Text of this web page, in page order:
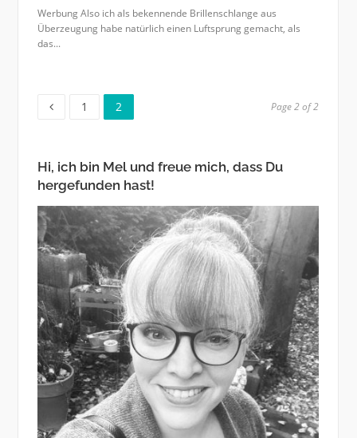
Werbung Also ich als bekennende Brillenschlange aus
Überzeugung habe natürlich einen Luftsprung gemacht, als
das...
Page
1 Page
2 Page 2 of 2
Hi, ich bin Mel und freue mich, dass Du
hergefunden hast!